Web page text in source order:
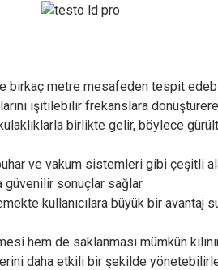
birkaç metre mesafeden tespit
işitilebilir frekanslara
birlikte gelir, böylece
ve vakum sistemleri gibi çeşitli
güvenilir sonuçlar sağlar.
kullanıcılara büyük bir avantaj
hem de saklanması mümkün
daha etkili bir şekilde